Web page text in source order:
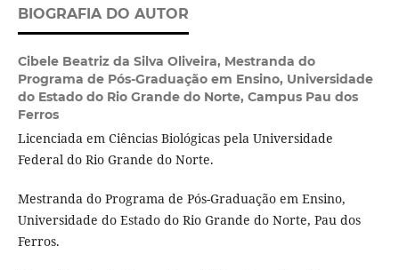
BIOGRAFIA DO AUTOR
Cibele Beatriz da Silva Oliveira, Mestranda do
Programa de Pós-Graduação em Ensino, Universidade
do Estado do Rio Grande do Norte, Campus Pau dos
Ferros
Licenciada em Ciências Biológicas pela Universidade
Federal do Rio Grande do Norte.
Mestranda do Programa de Pós-Graduação em Ensino,
Universidade do Estado do Rio Grande do Norte, Pau dos
Ferros.